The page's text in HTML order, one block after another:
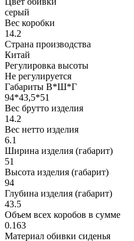
серый
Вес коробки
14.2
Страна производства
Китай
Регулировка высоты
Не регулируется
Габариты В*Ш*Г
94*43,5*51
Вес брутто изделия
14.2
Вес нетто изделия
6.1
Ширина изделия (габарит)
51
Высота изделия (габарит)
94
Глубина изделия (габарит)
43.5
Объем всех коробов в сумме
0.163
Материал обивки сиденья